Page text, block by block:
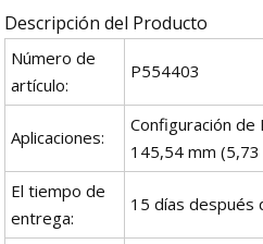
Descripción del Producto
Número de
artículo:
P554403
Aplicaciones:
Configuración
145,54 mm
El tiempo de
entrega:
15 días después